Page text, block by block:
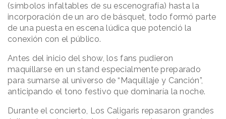
(símbolos infaltables de su escenografía) hasta la
incorporación de un aro de básquet, todo formó parte
de una puesta en escena lúdica que potenció la
conexión con el público.
Antes del inicio del show, los fans pudieron
maquillarse en un stand especialmente preparado
para sumarse al universo de “Maquillaje y Canción”,
anticipando el tono festivo que dominaría la noche.
Durante el concierto, Los Caligaris repasaron grandes